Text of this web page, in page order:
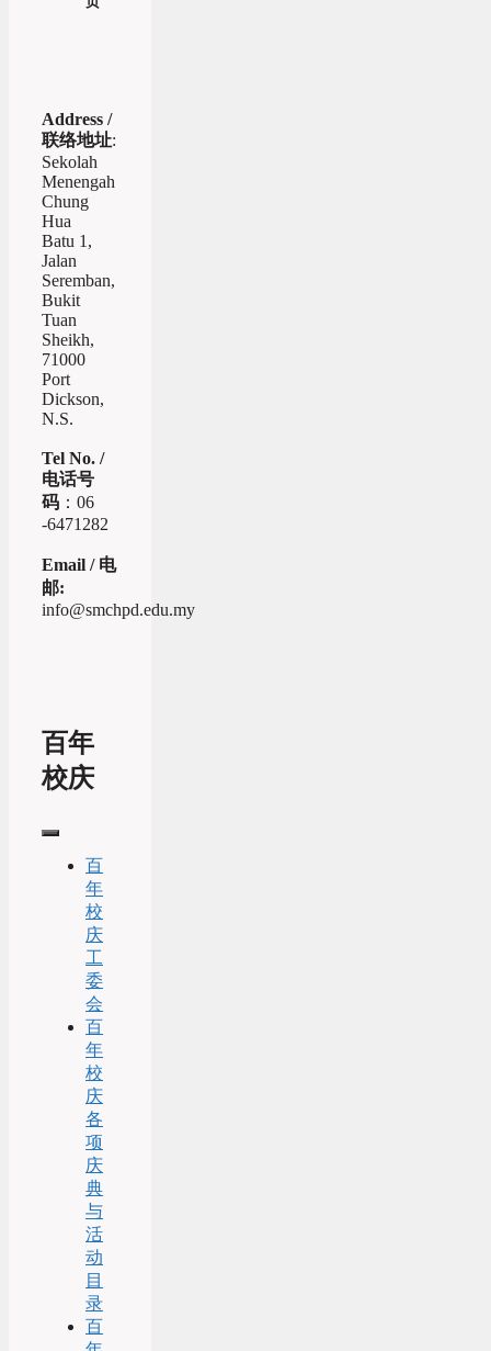
Address /
联络地址:
Sekolah
Menengah
Chung
Hua
Batu 1,
Jalan
Seremban,
Bukit
Tuan
Sheikh,
71000
Port
Dickson,
N.S.
Tel No. /
电话号
码 ：06
-6471282
Email / 电
邮:
info@smchpd.edu.my
百年
校庆
百
年
校
庆
工
委
会
百
年
校
庆
各
项
庆
典
与
活
动
目
录
百